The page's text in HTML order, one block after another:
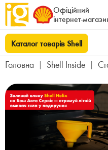
Офіційний
інтернет-
Каталог товарів Shell
Головна | Shell Inside |